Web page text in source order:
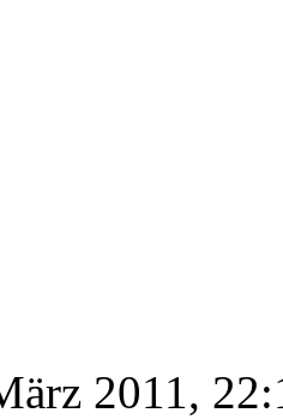
2011,